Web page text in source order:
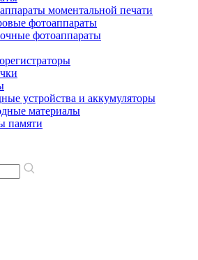
моментальной печати
фотоаппараты
фотоаппараты
устройства и аккумуляторы
материалы
памяти